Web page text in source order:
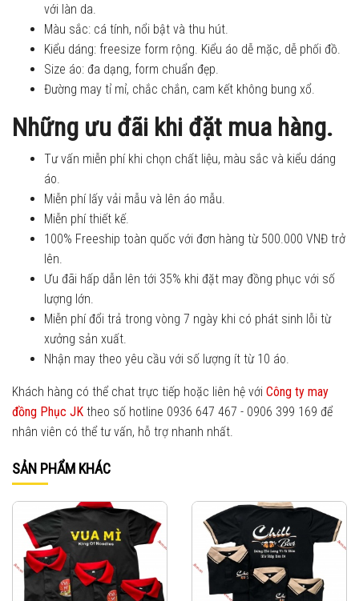
với làn da.
Màu sắc: cá tính, nổi bật và thu hút.
Kiểu dáng: freesize form rộng. Kiểu áo dễ mặc, dễ phối đồ.
Size áo: đa dạng, form chuẩn đẹp.
Đường may tỉ mỉ, chắc chắn, cam kết không bung xổ.
Những ưu đãi khi đặt mua hàng.
Tư vấn miễn phí khi chọn chất liệu, màu sắc và kiểu dáng
áo.
Miễn phí lấy vải mẫu và lên áo mẫu.
Miễn phí thiết kế.
100% Freeship toàn quốc với đơn hàng từ 500.000 VNĐ trở
lên.
Ưu đãi hấp dẫn lên tới 35% khi đặt may đồng phục với số
lượng lớn.
Miễn phí đổi trả trong vòng 7 ngày khi có phát sinh lỗi từ
xưởng sản xuất.
Nhận may theo yêu cầu với số lượng ít từ 10 áo.
Khách hàng có thể chat trực tiếp hoặc liên hệ với Công ty may
đồng Phục JK theo số hotline 0936 647 467 - 0906 399 169 để
nhân viên có thể tư vấn, hỗ trợ nhanh nhất.
SẢN PHẨM KHÁC